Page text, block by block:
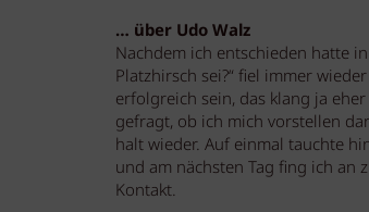
… über Udo Walz
Nachdem ich entschieden hatte
Platzhirsch sei?“ fiel immer wieder
erfolgreich sein, das klang ja
gefragt, ob ich mich vorstellen
halt wieder. Auf einmal tauchte
und am nächsten Tag fing ich an
Kontakt.